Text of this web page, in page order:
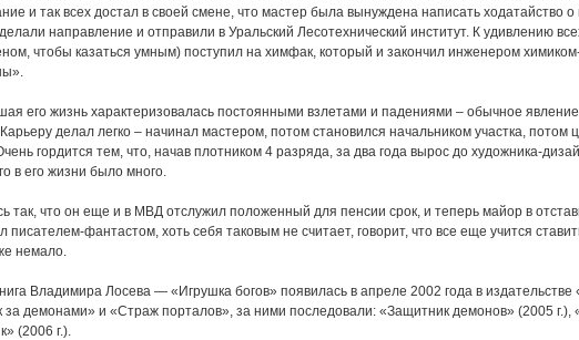
и так всех достал в своей смене, что мастер была вынуждена написать ходатайство
направление и отправили в Уральский Лесотехнический институт. К удивлению
чтобы казаться умным) поступил на химфак, который и закончил инженером
его жизнь характеризовалась постоянными взлетами и падениями – обычное
делал легко – начинал мастером, потом становился начальником участка, потом
гордится тем, что, начав плотником 4 разряда, за два года вырос до художника-
в его жизни было много.
так, что он еще и в МВД отслужил положенный для пенсии срок, и теперь майор в
писателем-фантастом, хоть себя таковым не считает, говорит, что все еще учится
немало.
Владимира Лосева — «Игрушка богов» появилась в апреле 2002 года в
за демонами» и «Страж порталов», за ними последовали: «Защитник демонов» (2005 г.),
(2006 г.).